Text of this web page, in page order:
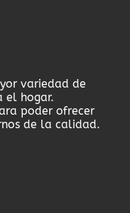
variedad de
el hogar.
poder ofrecer
de la calidad.